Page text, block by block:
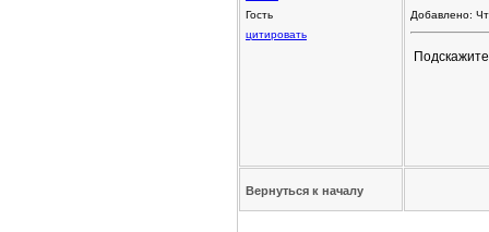
Гость
цитировать
Добавлено:
Вернуться к началу